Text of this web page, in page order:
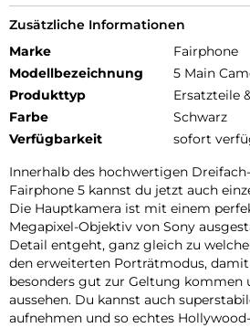
Zusätzliche Informationen
Marke
Fairphone
Modellbezeichnung
5 Main
Produkttyp
Ersatzteile
Farbe
Schwarz
Verfügbarkeit
sofort
Innerhalb des hochwertigen
Fairphone 5 kannst du jetzt auch
Die Hauptkamera ist mit einem
Megapixel-Objektiv von Sony
Detail entgeht, ganz gleich zu
den erweiterten Porträtmodus,
besonders gut zur Geltung
aussehen. Du kannst auch
aufnehmen und so echtes